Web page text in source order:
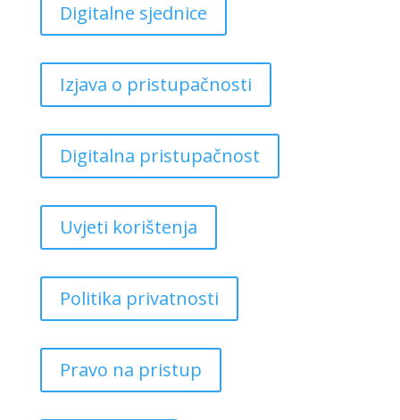
Digitalne sjednice
Izjava o pristupačnosti
Digitalna pristupačnost
Uvjeti korištenja
Politika privatnosti
Pravo na pristup